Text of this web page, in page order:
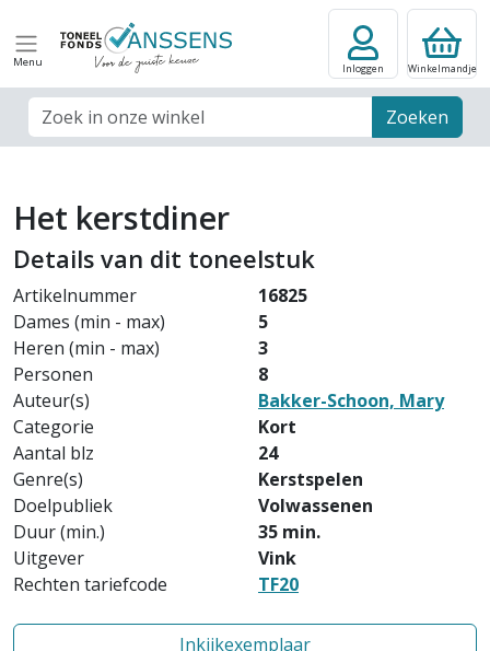
Menu
Zoek veld Zoeken
Inloggen Winkelmandje
Het kerstdiner
Details van dit toneelstuk
Artikelnummer
16825
Dames (min - max)
5
Heren (min - max)
3
Personen
8
Auteur(s)
Bakker-Schoon, Mary
Categorie
Kort
Aantal blz
24
Genre(s)
Kerstspelen
Doelpubliek
Volwassenen
Duur (min.)
35 min.
Uitgever
Vink
Rechten tariefcode
TF20
Inkijkexemplaar